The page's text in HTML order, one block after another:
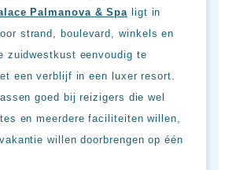
Palmanova & Spa ligt in
strand, boulevard, winkels en
zuidwestkust eenvoudig te
een verblijf in een luxer resort.
goed bij reizigers die wel
en meerdere faciliteiten willen,
willen doorbrengen op één